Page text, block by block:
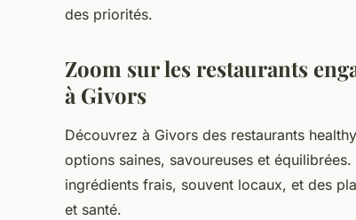
des priorités.
Zoom sur les restaurants
à Givors
Découvrez à Givors des restaurants
options saines, savoureuses et
ingrédients frais, souvent locaux, et des
et santé.